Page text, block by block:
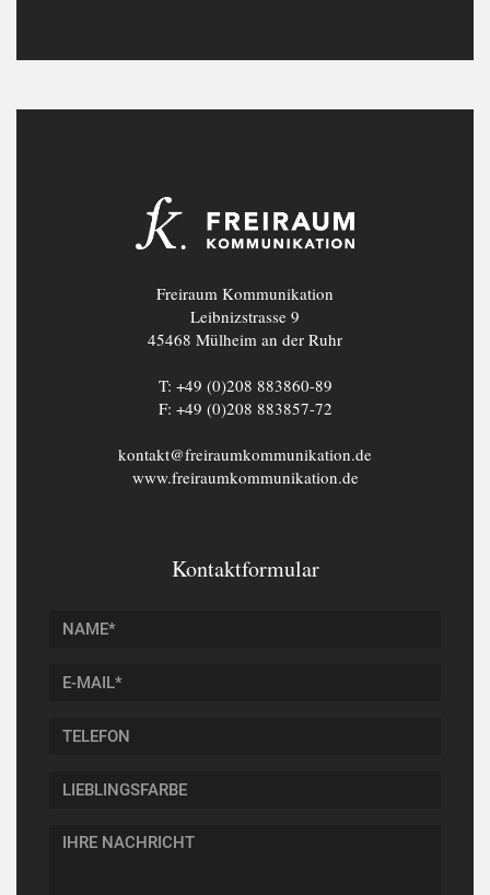
Freiraum Kommunikation
Leibnizstrasse 9
45468 Mülheim an der Ruhr
T: +49 (0)208 883860-89
F: +49 (0)208 883857-72
kontakt@freiraumkommunikation.de
www.freiraumkommunikation.de
Kontaktformular
Name*
E-
Telefon
Lieblingsfarbe
Ihre